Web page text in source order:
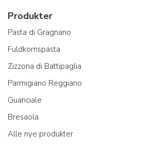
Produkter
Pasta di Gragnano
Fuldkornspasta
Zizzona di Battipaglia
Parmigiano Reggiano
Guanciale
Bresaola
Alle nye produkter